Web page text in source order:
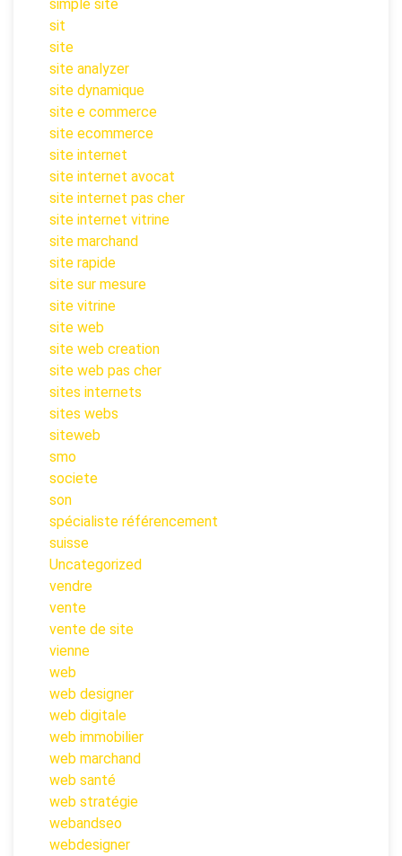
simple site
sit
site
site analyzer
site dynamique
site e commerce
site ecommerce
site internet
site internet avocat
site internet pas cher
site internet vitrine
site marchand
site rapide
site sur mesure
site vitrine
site web
site web creation
site web pas cher
sites internets
sites webs
siteweb
smo
societe
son
spécialiste référencement
suisse
Uncategorized
vendre
vente
vente de site
vienne
web
web designer
web digitale
web immobilier
web marchand
web santé
web stratégie
webandseo
webdesigner